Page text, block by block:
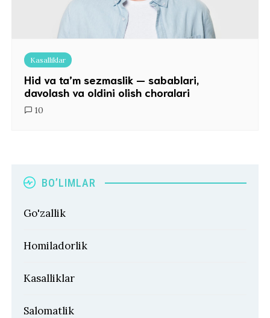
Kasalliklar
Hid va ta’m sezmaslik — sabablari,
davolash va oldini olish choralari
10
BO’LIMLAR
Go'zallik
Homiladorlik
Kasalliklar
Salomatlik